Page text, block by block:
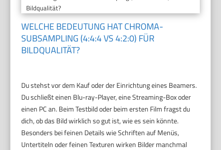
Bildqualität?
WELCHE BEDEUTUNG HAT CHROMA-
SUBSAMPLING (4:4:4 VS 4:2:0) FÜR
BILDQUALITÄT?
Du stehst vor dem Kauf oder der Einrichtung eines Beamers.
Du schließt einen Blu-ray-Player, eine Streaming-Box oder
einen PC an. Beim Testbild oder beim ersten Film fragst du
dich, ob das Bild wirklich so gut ist, wie es sein könnte.
Besonders bei feinen Details wie Schriften auf Menüs,
Untertiteln oder feinen Texturen wirken Bilder manchmal